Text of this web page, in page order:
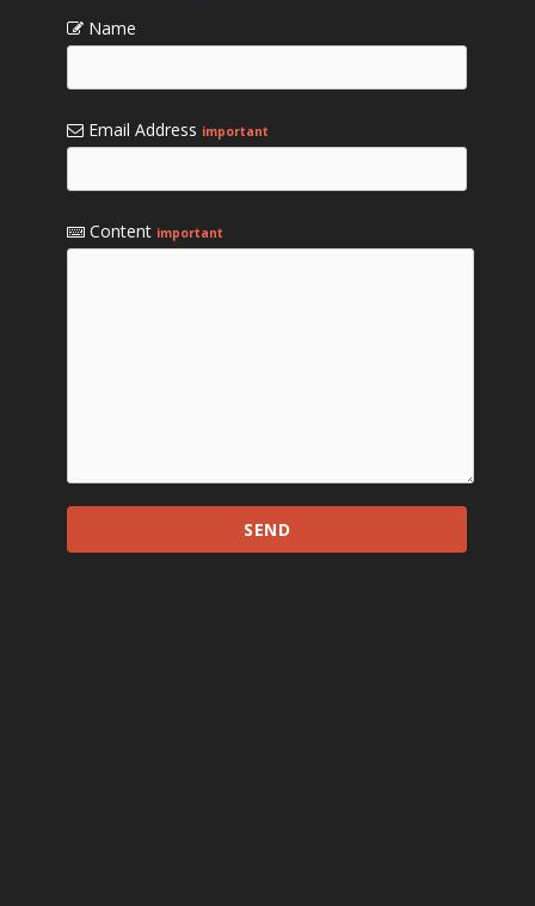
Name
Email Address important
Content important